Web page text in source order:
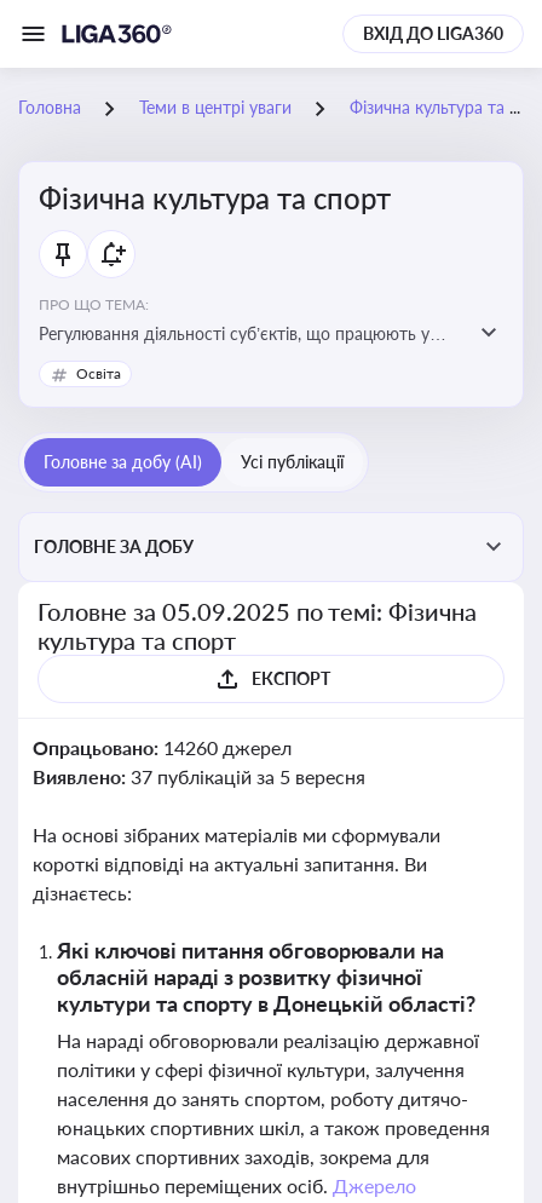
ВХІД ДО LIGA360
Головна Теми в центрі уваги Фізична культура та спорт
Фізична культура та спорт
ПРО ЩО ТЕМА:
Регулювання діяльності суб’єктів, що працюють у
сфері фізичної культури та спорту, включаючи
оздоровлення населення, професійний і аматорський
потенціалу, соціального захисту та ефективної
реалізації державної політики у цій галузі
Освіта
Головне за добу (AI) Усі публікації
ГОЛОВНЕ ЗА ДОБУ
Головне за 05.09.2025 по темі: Фізична
культура та спорт
ЕКСПОРТ
Опрацьовано: 14260 джерел
Виявлено: 37 публікацій за 5 вересня
На основі зібраних матеріалів ми сформували
короткі відповіді на актуальні запитання. Ви
дізнаєтесь:
Які ключові питання обговорювали на
обласній нараді з розвитку фізичної
культури та спорту в Донецькій області?
На нараді обговорювали реалізацію державної
політики у сфері фізичної культури, залучення
населення до занять спортом, роботу дитячо-
юнацьких спортивних шкіл, а також проведення
масових спортивних заходів, зокрема для
внутрішньо переміщених осіб. Джерело